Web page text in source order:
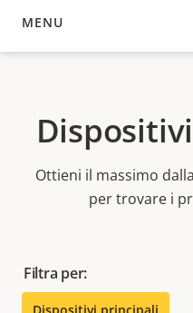
MENU
DISPOSITIVI COMPATIBILI
Ottieni il massimo
per trovare i
Filtra per:
Dispositivi principali